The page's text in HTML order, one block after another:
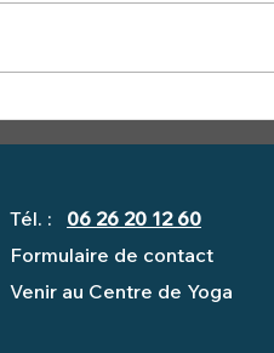
Tél. : 06 26 20 12 60
Formulaire de contact
Venir au Centre de Yoga